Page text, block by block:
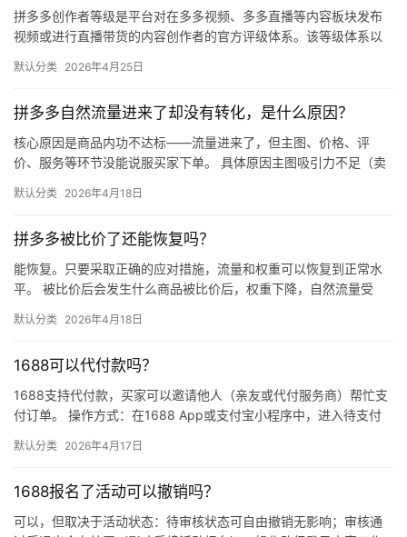
拼多多创作者等级是平台对在多多视频、多多直播等内容板块发布
视频或进行直播带货的内容创作者的官方评级体系。该等级体系以
同等级…
默认分类 2026年4月25日
拼多多自然流量进来了却没有转化，是什么原因？
核心原因是商品内功不达标——流量进来了，但主图、价格、评
价、服务等环节没能说服买家下单。 具体原因主图吸引力不足（卖
评少、…
默认分类 2026年4月18日
拼多多被比价了还能恢复吗？
能恢复。只要采取正确的应对措施，流量和权重可以恢复到正常水
平。 被比价后会发生什么商品被比价后，权重下降，自然流量受
网价格…
默认分类 2026年4月18日
1688可以代付款吗？
1688支持代付款，买家可以邀请他人（亲友或代付服务商）帮忙支
付订单。 操作方式：在1688 App或支付宝小程序中，进入待支付
默认分类 2026年4月17日
1688报名了活动可以撤销吗？
可以，但取决于活动状态：待审核状态可自由撤销无影响；审核通